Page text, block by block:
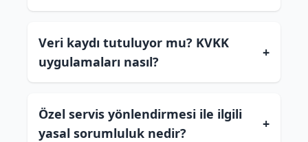
Veri kaydı tutuluyor mu? KVKK
uygulamaları nasıl?
+
Özel servis yönlendirmesi ile ilgili
yasal sorumluluk nedir?
+